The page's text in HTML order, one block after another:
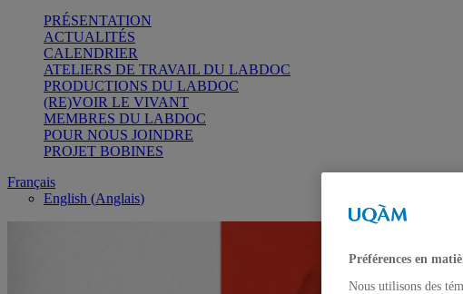
PRÉSENTATION
ACTUALITÉS
CALENDRIER
ATELIERS DE TRAVAIL DU LABDOC
PRODUCTIONS DU LABDOC
(RE)VOIR LE VIVANT
MEMBRES DU LABDOC
POUR NOUS JOINDRE
PROJET BOBINES
Français
English (Anglais)
Préférences en
Nous utilisons des